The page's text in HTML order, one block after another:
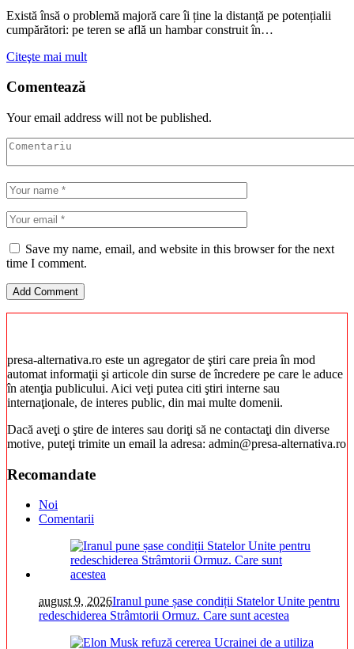
Există însă o problemă majoră care îi ține la distanță pe potențialii
cumpărători: pe teren se află un hambar construit în…
Citeşte mai mult
Comentează
Your email address will not be published.
Save my name, email, and website in this browser for the next
time I comment.
presa-alternativa.ro este un agregator de ştiri care preia în mod
automat informaţii şi articole din surse de încredere pe care le aduce
în atenţia publicului. Aici veţi putea citi ştiri interne sau
internaţionale, de interes public, din mai multe domenii.
Dacă aveţi o ştire de interes sau doriţi să ne contactaţi din diverse
motive, puteţi trimite un email la adresa: admin@presa-alternativa.ro
Recomandate
Noi
Comentarii
august 9, 2026Iranul pune șase condiții Statelor Unite pentru
redeschiderea Strâmtorii Ormuz. Care sunt acestea